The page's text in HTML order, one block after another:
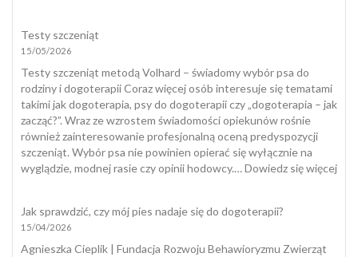
Testy szczeniąt
15/05/2026
Testy szczeniąt metodą Volhard – świadomy wybór psa do
rodziny i dogoterapii Coraz więcej osób interesuje się tematami
takimi jak dogoterapia, psy do dogoterapii czy „dogoterapia – jak
zacząć?”. Wraz ze wzrostem świadomości opiekunów rośnie
również zainteresowanie profesjonalną oceną predyspozycji
szczeniąt. Wybór psa nie powinien opierać się wyłącznie na
wyglądzie, modnej rasie czy opinii hodowcy.…Dowiedz się więcej:
Jak sprawdzić, czy mój pies nadaje się do dogoterapii?
15/04/2026
Agnieszka Cieplik | Fundacja Rozwoju Behawioryzmu Zwierząt